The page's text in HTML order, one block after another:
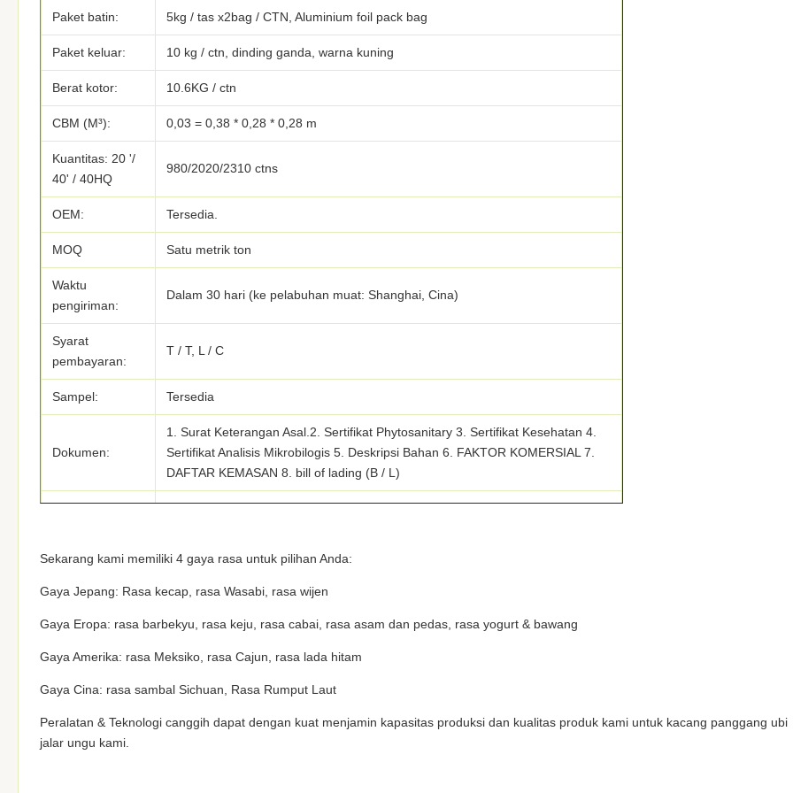
Paket batin: 5kg / tas x2bag / CTN, Aluminium foil pack bag
Paket keluar: 10 kg / ctn, dinding ganda, warna kuning
Berat kotor: 10.6KG / ctn
CBM (M³): 0,03 = 0,38 * 0,28 * 0,28 m
Kuantitas: 20 '/
40' / 40HQ
980/2020/2310 ctns
OEM: Tersedia.
MOQ Satu metrik ton
Waktu
pengiriman:
Dalam 30 hari (ke pelabuhan muat: Shanghai, Cina)
Syarat
pembayaran:
T / T, L / C
Sampel: Tersedia
Dokumen:
1. Surat Keterangan Asal.2. Sertifikat Phytosanitary 3. Sertifikat Kesehatan 4.
Sertifikat Analisis Mikrobilogis 5. Deskripsi Bahan 6. FAKTOR KOMERSIAL 7.
DAFTAR KEMASAN 8. bill of lading (B / L)
Jumlah
Sekarang kami memiliki 4 gaya rasa untuk pilihan Anda:
Gaya Jepang: Rasa kecap, rasa Wasabi, rasa wijen
Gaya Eropa: rasa barbekyu, rasa keju, rasa cabai, rasa asam dan pedas, rasa yogurt & bawang
Gaya Amerika: rasa Meksiko, rasa Cajun, rasa lada hitam
Gaya Cina: rasa sambal Sichuan, Rasa Rumput Laut
Peralatan & Teknologi canggih dapat dengan kuat menjamin kapasitas produksi dan kualitas produk kami untuk kacang panggang ubi
jalar ungu kami.